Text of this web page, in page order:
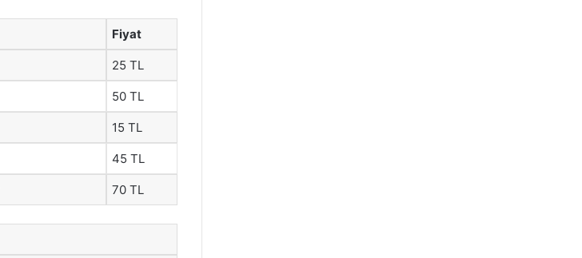
Fiyat
25 TL
50 TL
15 TL
45 TL
70 TL